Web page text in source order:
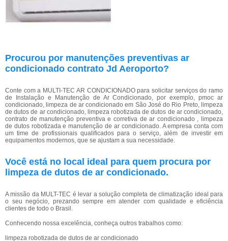
Procurou por manutenções preventivas ar
condicionado contrato Jd Aeroporto?
Conte com a MULTI-TEC AR CONDICIONADO para solicitar serviços do ramo
de Instalação e Manutenção de Ar Condicionado, por exemplo, pmoc ar
condicionado, limpeza de ar condicionado em São José do Rio Preto, limpeza
de dutos de ar condicionado, limpeza robotizada de dutos de ar condicionado,
contrato de manutenção preventiva e corretiva de ar condicionado , limpeza
de dutos robotizada e manutenção de ar condicionado. A empresa conta com
um time de profissionais qualificados para o serviço, além de investir em
equipamentos modernos, que se ajustam a sua necessidade.
Você está no local ideal para quem procura por
limpeza de dutos de ar condicionado.
A missão da MULT-TEC é levar a solução completa de climatização ideal para
o seu negócio, prezando sempre em atender com qualidade e eficiência
clientes de todo o Brasil.
Conhecendo nossa excelência, conheça outros trabalhos como:
limpeza robotizada de dutos de ar condicionado